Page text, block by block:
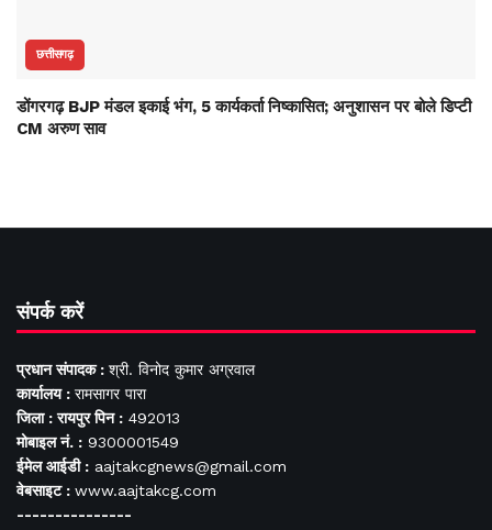
छत्तीसगढ़
डोंगरगढ़ BJP मंडल इकाई भंग, 5 कार्यकर्ता निष्कासित; अनुशासन पर बोले डिप्टी
CM अरुण साव
संपर्क करें
प्रधान संपादक : श्री. विनोद कुमार अग्रवाल
कार्यालय : रामसागर पारा
जिला : रायपुर पिन : 492013
मोबाइल नं. : 9300001549
ईमेल आईडी : aajtakcgnews@gmail.com
वेबसाइट : www.aajtakcg.com
---------------